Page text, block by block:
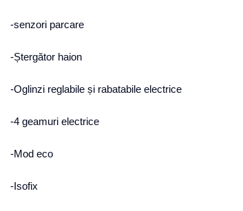
-senzori parcare
-Ștergător haion
-Oglinzi reglabile și rabatabile electrice
-4 geamuri electrice
-Mod eco
-Isofix